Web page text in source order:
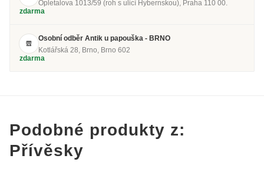
Opletalova 1013/59 (roh s ulicí Hybernskou), Praha 110 00.
zdarma
Osobní odběr Antik u papouška - BRNO
Kotlářská 28, Brno, Brno 602
zdarma
Podobné produkty z:
Přívěsky